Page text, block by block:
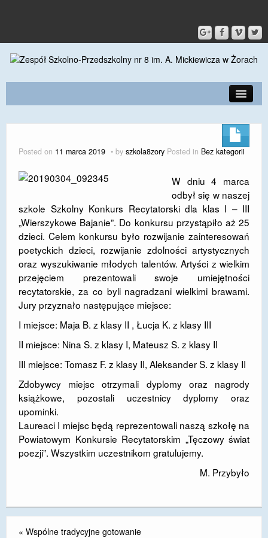
DLA PRACOWNIKÓW
GALERIA
SPORT
DOSTĘPNOŚĆ
POLITYKA PRYWATNOŚCI
RODO
STANDARDY OCHRONY MAŁOLETNICH
PROJEKT ,,SZKOŁY Z JAKOŚCIĄ – ROZWÓJ
KSZTAŁCENIA OGÓLNEGO NA TERENIE MIASTA
ŻORY”
REKRUTACJA 2026/2027
Posted on 11 marca 2019 by szkola8zory Posted in Bez kategorii
W dniu 4 marca
odbył się w naszej
szkole Szkolny Konkurs Recytatorski dla klas I – III
„Wierszykowe Bajanie”. Do konkursu przystąpiło aż 25
dzieci. Celem konkursu było rozwijanie zainteresowań
poetyckich dzieci, rozwijanie zdolności artystycznych
oraz wyszukiwanie młodych talentów. Artyści z wielkim
przejęciem prezentowali swoje umiejętności
recytatorskie, za co byli nagradzani wielkimi brawami.
Jury przyznało następujące miejsce:
I miejsce: Maja B. z klasy II , Łucja K. z klasy III
II miejsce: Nina S. z klasy I, Mateusz S. z klasy II
III miejsce: Tomasz F. z klasy II, Aleksander S. z klasy II
Zdobywcy miejsc otrzymali dyplomy oraz nagrody
książkowe, pozostali uczestnicy dyplomy oraz
upominki.
Laureaci I miejsc będą reprezentowali naszą szkołę na
Powiatowym Konkursie Recytatorskim „Tęczowy świat
poezji”. Wszystkim uczestnikom gratulujemy.
M. Przybyło
« Wspólne tradycyjne gotowanie